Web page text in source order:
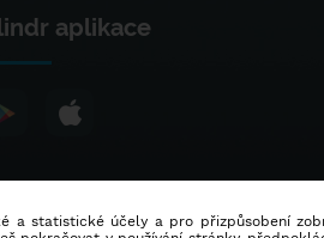
aplikace
a statistické účely a pro přizpůsobení